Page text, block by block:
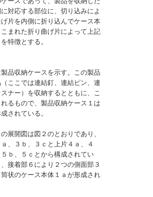
対応する部位に、切り込みによ
片を内側に折り込んでケース本
まれた折り曲げ片によって上記
特徴とする。
品収納ケースを示す。この製品
ここでは連結釘、連結ピン、連
ナー）を収納するとともに、こ
るもので、製品収納ケース１は
されている。
展開図は図２のとおりであり、
、３ｂ、３ｃと上片４ａ、４
ｂ、５ｃとから構成されてい
接着部６により２つの側面部３
状のケース本体１ａが形成され